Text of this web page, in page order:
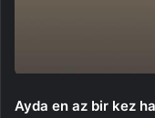
Ayda en az bir kez